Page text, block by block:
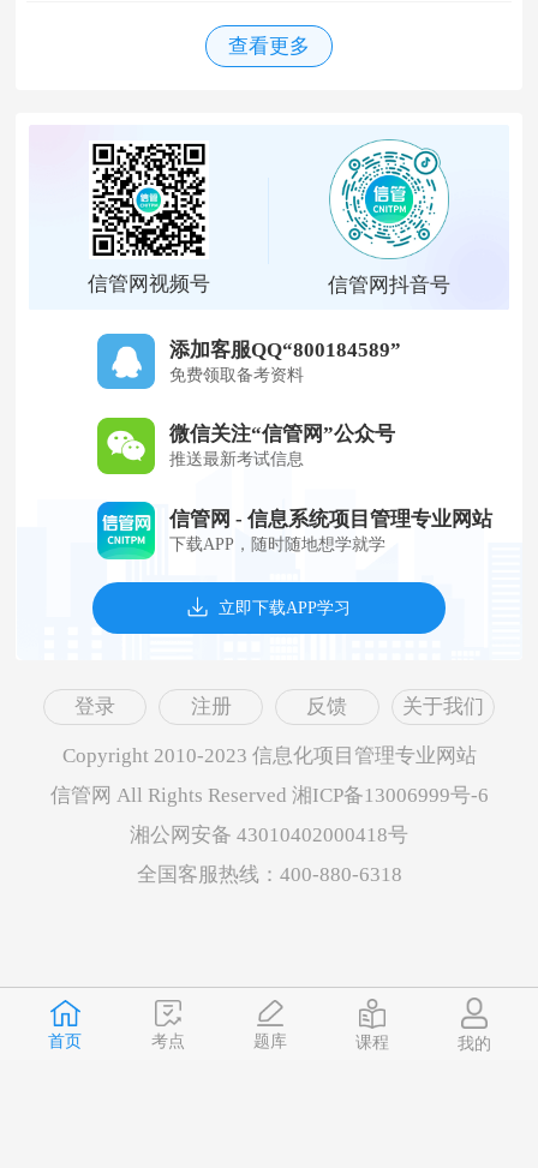
首页 考点 题库 课程 我的
查看更多
信管网视频号 信管网抖音号
添加客服QQ“800184589”
免费领取备考资料
微信关注“信管网”公众号
推送最新考试信息
信管网 - 信息系统项目管理专业网站
下载APP，随时随地想学就学
立即下载APP学习
登录 注册 反馈 关于我们
Copyright 2010-2023 信息化项目管理专业网站
信管网 All Rights Reserved 湘ICP备13006999号-6
湘公网安备 43010402000418号
全国客服热线：400-880-6318